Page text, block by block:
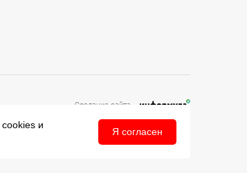
Создание сайта –
cookies и
Я согласен